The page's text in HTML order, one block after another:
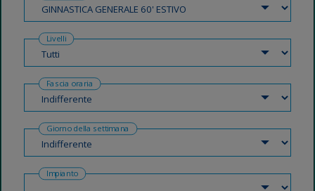
Livelli
Fascia oraria
Giorno della settimana
Impianto